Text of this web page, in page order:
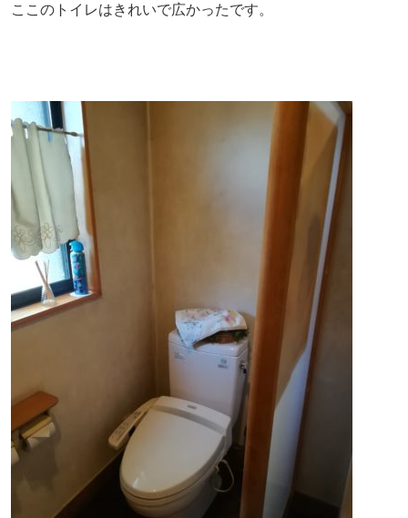
ここのトイレはきれいで広かったです。